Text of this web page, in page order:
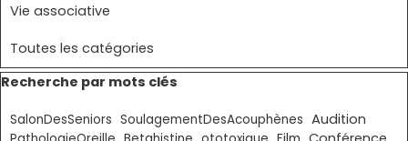
Vie associative
Toutes les catégories
Sauter le bloc Recherche par mots clés
Recherche par mots clés
SalonDesSeniors SoulagementDesAcouphènes Audition